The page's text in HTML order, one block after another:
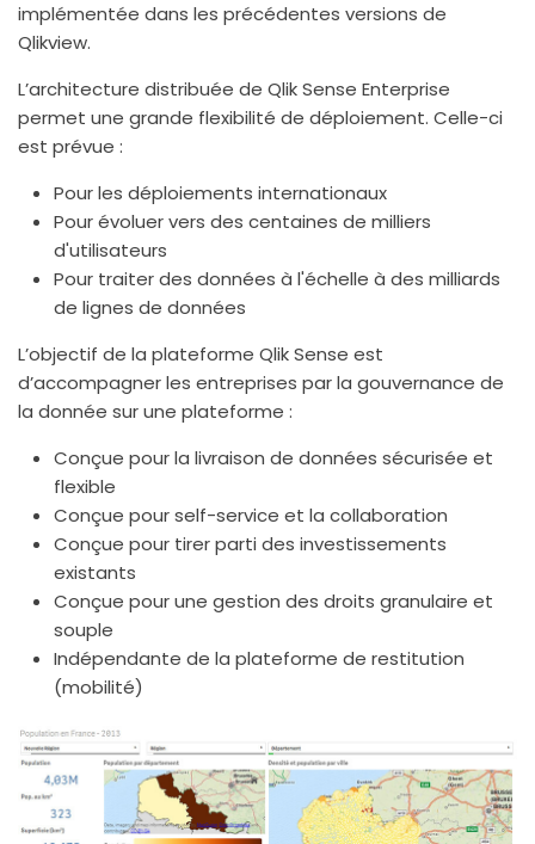
implémentée dans les précédentes versions de
Qlikview.
L’architecture distribuée de Qlik Sense Enterprise
permet une grande flexibilité de déploiement. Celle-ci
est prévue :
Pour les déploiements internationaux
Pour évoluer vers des centaines de milliers
d'utilisateurs
Pour traiter des données à l'échelle à des milliards
de lignes de données
L’objectif de la plateforme Qlik Sense est
d’accompagner les entreprises par la gouvernance de
la donnée sur une plateforme :
Conçue pour la livraison de données sécurisée et
flexible
Conçue pour self-service et la collaboration
Conçue pour tirer parti des investissements
existants
Conçue pour une gestion des droits granulaire et
souple
Indépendante de la plateforme de restitution
(mobilité)